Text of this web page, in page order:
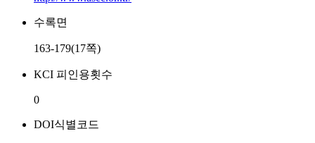
수록면
163-179(17쪽)
KCI 피인용횟수
0
DOI식별코드